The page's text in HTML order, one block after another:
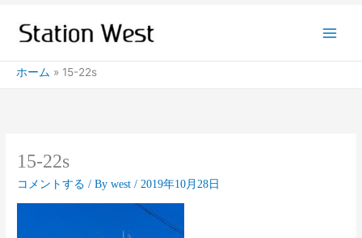
ス
ホーム 15-22s
15-22s
コメントする / Bywest/ 2019年10月28日